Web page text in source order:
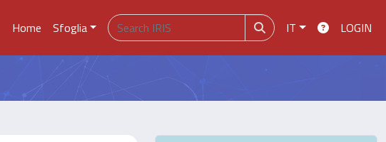
Home Sfoglia IT LOGIN